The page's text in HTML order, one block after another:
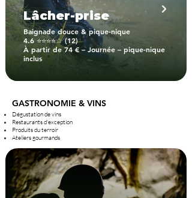
Lâcher-prise
Baignade douce & pique-nique
4.6 ⭐⭐⭐⭐☆ (12)
À partir de 74 € – Journée – pique-nique
inclus
GASTRONOMIE & VINS
Dégustation de vins
Restaurants d'exception
Produits du terroir
Ateliers gourmands